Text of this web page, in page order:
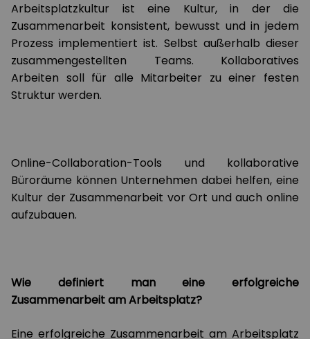
Arbeitsplatzkultur ist eine Kultur, in der die
Zusammenarbeit konsistent, bewusst und in jedem
Prozess implementiert ist. Selbst außerhalb dieser
zusammengestellten Teams. Kollaboratives
Arbeiten soll für alle Mitarbeiter zu einer festen
Struktur werden.
Online-Collaboration-Tools und kollaborative
Büroräume können Unternehmen dabei helfen, eine
Kultur der Zusammenarbeit vor Ort und auch online
aufzubauen.
Wie definiert man eine erfolgreiche
Zusammenarbeit am Arbeitsplatz?
Eine erfolgreiche Zusammenarbeit am Arbeitsplatz